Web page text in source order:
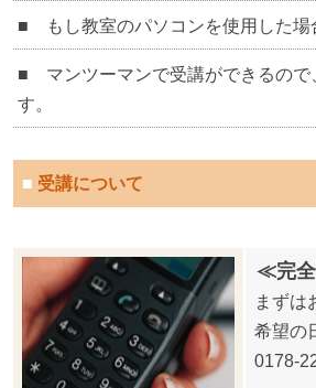
■ もし教室のパソコンを使用した場
■ マンツーマンで受講ができるので
す。
■ 受講について
≪完
まずは
希望の
0178-